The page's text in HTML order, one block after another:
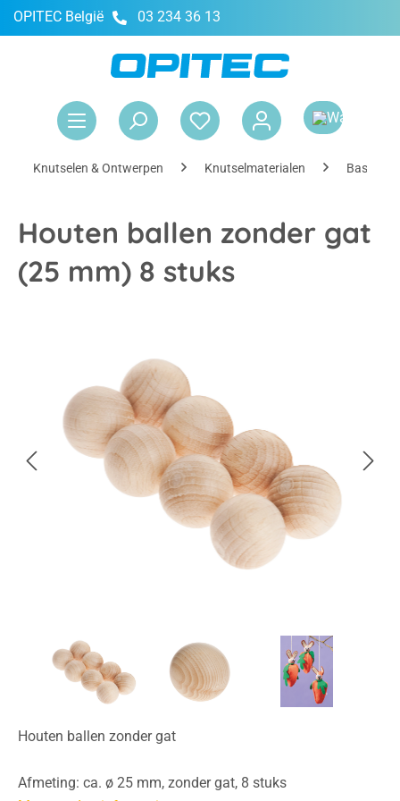
OPITEC België 03 234 36 13
Knutselen & Ontwerpen Knutselmaterialen
Houten ballen zonder gat
(25 mm) 8 stuks
Houten ballen zonder gat
Afmeting: ca. ø 25 mm, zonder gat, 8 stuks